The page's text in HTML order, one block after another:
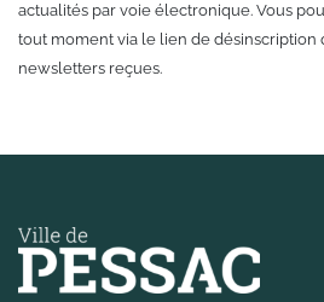
actualités par voie électronique. Vous
tout moment via le lien de désinscription
newsletters reçues.